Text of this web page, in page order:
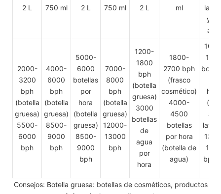
2 L
750 ml
2 L
750 ml
2 L
ml
y sin
asa)
2000-
3200
bph
(botella
gruesa)
5500-
6000
bph
4000-
6000
bph
(botella
gruesa)
8500-
9000
bph
5000-
6000
botellas
por
hora
(botella
gruesa)
8500-
9000
bph
7000-
8000
bph
(botella
gruesa)
12000-
13000
bph
1200-
1800
bph
(botella
gruesa)
3000
botellas
de
agua
por
hora
1800-
2700 bph
(frasco
cosmético)
4000-
4500
botellas
por hora
(botella de
agua)
hora
(con
asa
bph
Consejos: Botella gruesa: botellas de cosméticos, productos